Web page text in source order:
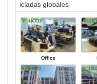
icladas globales